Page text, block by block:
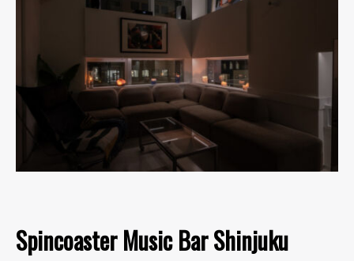
Spincoaster Music Bar Shinjuku